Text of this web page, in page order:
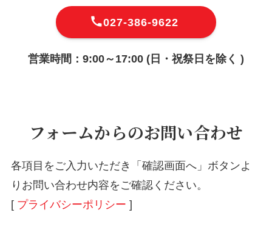
027-386-9622
営業時間：9:00～17:00 (日・祝祭日を除く )
フォームからのお問い合わせ
各項目をご入力いただき「確認画面へ」ボタンよ
りお問い合わせ内容をご確認ください。
[ プライバシーポリシー ]